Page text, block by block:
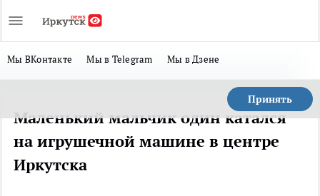
Мы ВКонтакте Мы в Telegram Мы в Дзене
Принять
Маленький мальчик один катался
на игрушечной машине в центре
Иркутска